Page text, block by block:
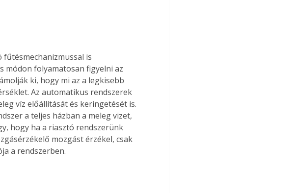
is
módon folyamatosan figyelni az
ki, hogy mi az a legkisebb
Az automatikus rendszerek
víz előállítását és keringetését is.
a teljes házban a meleg vizet,
hogy ha a riasztó rendszerünk
mozgást érzékel, csak
a rendszerben.